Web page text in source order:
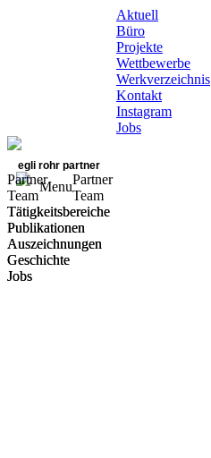
Aktuell
Büro
Projekte
Wettbewerbe
Werkverzeichnis
Kontakt
Instagram
Jobs
egli rohr partner
Menu
Partner
Team
Tätigkeitsbereiche
Publikationen
Auszeichnungen
Geschichte
Jobs
Partner
Team
Tätigkeitsbereiche
Publikationen
Auszeichnungen
Geschichte
Jobs